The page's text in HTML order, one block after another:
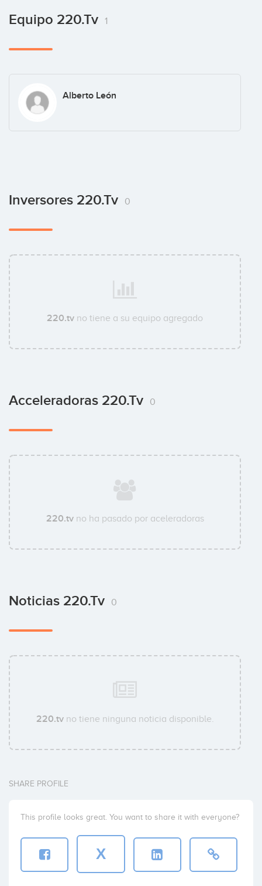
Equipo 220.tv 1
Alberto León
Inversores 220.tv 0
220.tv no tiene a su equipo agregado
Acceleradoras 220.tv 0
220.tvno ha pasado por aceleradoras
Noticias 220.tv 0
220.tvno tiene ninguna noticia disponible.
SHARE PROFILE
This profile looks great. You want to share it with everyone?
X